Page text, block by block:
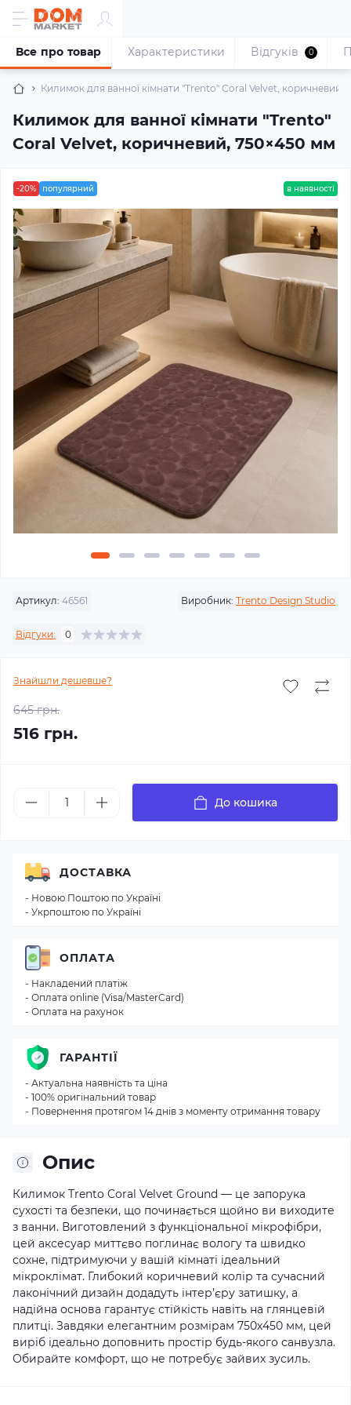
Килимок для ванної кімнати "Trento" Coral Velvet, коричневий,
Килимок для ванної кімнати "Trento"
Coral Velvet, коричневий, 750×450 мм
Все про товар Характеристики Відгуків 0
-20% популярний в наявності
Артикул: 46561 Виробник: Trento Design Studio
Відгуки: 0
Знайшли дешевше?
645 грн.
516 грн.
До кошика
Опис
Килимок Trento Coral Velvet Ground — це запорука
сухості та безпеки, що починається щойно ви виходите
з ванни. Виготовлений з функціональної мікрофібри,
цей аксесуар миттєво поглинає вологу та швидко
сохне, підтримуючи у вашій кімнаті ідеальний
мікроклімат. Глибокий коричневий колір та сучасний
лаконічний дизайн додадуть інтер’єру затишку, а
надійна основа гарантує стійкість навіть на глянцевій
плитці. Завдяки елегантним розмірам 750х450 мм, цей
виріб ідеально доповнить простір будь-якого санвузла.
Обирайте комфорт, що не потребує зайвих зусиль.
ДОСТАВКА
- Новою Поштою по Україні
- Укрпоштою по Україні
ОПЛАТА
- Накладений платіж
- Оплата online (Visa/MasterCard)
- Оплата на рахунок
ГАРАНТІЇ
- Актуальна наявність та ціна
- 100% оригінальний товар
- Повернення протягом 14 днів з моменту отримання товару